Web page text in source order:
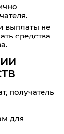
выплаты не
средства
получатель
для